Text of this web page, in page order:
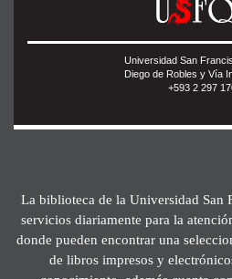
Universidad San
Diego de Robles y Vía
+593 2 297
La biblioteca de la Universidad San
servicios diariamente para la
donde pueden encontrar una
de libros impresos y